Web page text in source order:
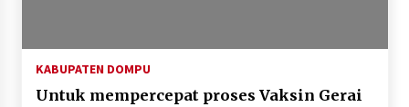
KABUPATEN DOMPU
Untuk mempercepat proses Vaksin Gerai